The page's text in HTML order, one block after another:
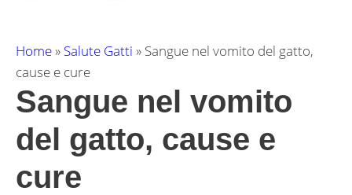
Home» Salute Gatti » Sangue nel vomito del gatto,
cause e cure
Sangue nel vomito
del gatto, cause e
cure